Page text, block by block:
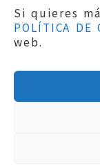
Si quieres
POLÍTICA DE
web.Aviso
Copyright